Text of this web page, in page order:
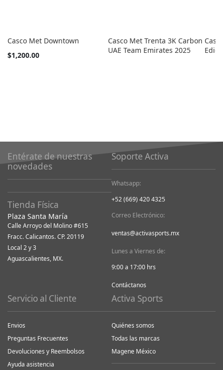
Casco Met Downtown
Tan
$1,200.00
Casco Met Trenta 3K Carbon
UAE Team Emirates 2025
Entérate de nuestras
novedades
Tienda Física
Plaza Santa María
Calle Arroyo del Molino #615
Fracc. Calicantos. CP. 20119
Local 2 y 3
Aguascalientes, MX.
Soporte Activa
Whatsapp:
+52 (669) 420 4325
Correo Electrónico:
ventas@activasports.mx
Lunes a Viernes de:
9:00 a 17:00 hrs
Contáctanos
Servicio al Cliente
Envios
Preguntas Frecuentes
Devoluciones y Reembolsos
Ayuda asistencia
Activa Sports
Quiénes somos
Todas las marcas
Magene México